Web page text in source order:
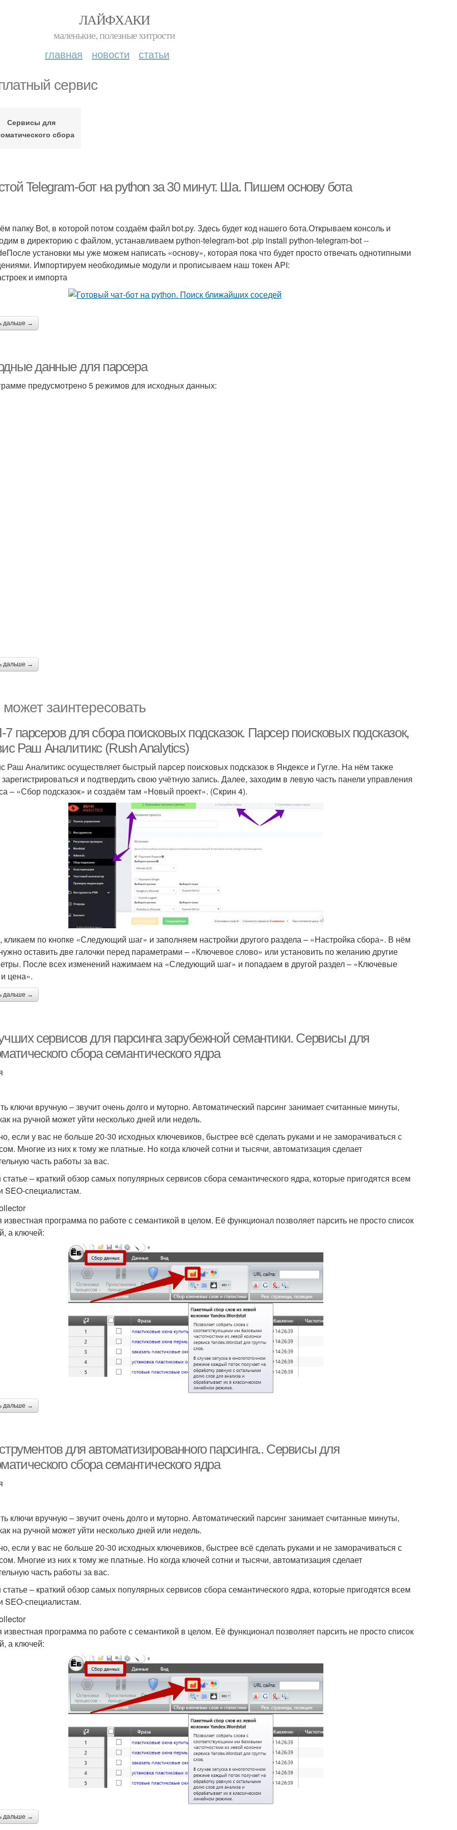
ЛАЙФХАКИ
маленькие, полезные хитрости
главная новости статьи
сервис
Сервисы для
сбора
Telegram-бот на python за 30 минут. Ша. Пишем основу бота
папку Bot, в которой потом создаём файл bot.py. Здесь будет код нашего бота.Открываем консоль и
в директорию с файлом, устанавливаем python-telegram-bot .pip install python-telegram-bot --
установки мы уже можем написать «основу», которая пока что будет просто отвечать однотипными
Импортируем необходимые модули и прописываем наш токен API:
и импорта
дальше →
данные для парсера
предусмотрено 5 режимов для исходных данных:
дальше →
заинтересовать
парсеров для сбора поисковых подсказок. Парсер поисковых подсказок,
Раш Аналитикс (Rush Analytics)
Раш Аналитикс осуществляет быстрый парсер поисковых подсказок в Яндексе и Гугле. На нём также
и подтвердить свою учётную запись. Далее, заходим в левую часть панели управления
– «Сбор подсказок» и создаём там «Новый проект». (Скрин 4).
кликаем по кнопке «Следующий шаг» и заполняем настройки другого раздела – «Настройка сбора». В нём
оставить две галочки перед параметрами – «Ключевое слово» или установить по желанию другие
После всех изменений нажимаем на «Следующий шаг» и попадаем в другой раздел – «Ключевые
цена».
дальше →
сервисов для парсинга зарубежной семантики. Сервисы для
сбора семантического ядра
ключи вручную – звучит очень долго и муторно. Автоматический парсинг занимает считанные минуты,
на ручной может уйти несколько дней или недель.
если у вас не больше 20-30 исходных ключевиков, быстрее всё сделать руками и не заморачиваться с
Многие из них к тому же платные. Но когда ключей сотни и тысячи, автоматизация сделает
часть работы за вас.
статье – краткий обзор самых популярных сервисов сбора семантического ядра, которые пригодятся всем
SEO-специалистам.
программа по работе с семантикой в целом. Её функционал позволяет парсить не просто список
а ключей:
дальше →
для автоматизированного парсинга.. Сервисы для
сбора семантического ядра
ключи вручную – звучит очень долго и муторно. Автоматический парсинг занимает считанные минуты,
на ручной может уйти несколько дней или недель.
если у вас не больше 20-30 исходных ключевиков, быстрее всё сделать руками и не заморачиваться с
Многие из них к тому же платные. Но когда ключей сотни и тысячи, автоматизация сделает
часть работы за вас.
статье – краткий обзор самых популярных сервисов сбора семантического ядра, которые пригодятся всем
SEO-специалистам.
программа по работе с семантикой в целом. Её функционал позволяет парсить не просто список
а ключей:
дальше →